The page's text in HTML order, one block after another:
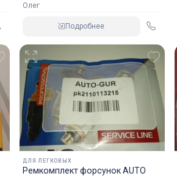
Олег
Подробнее
ДЛЯ ЛЕГКОВЫХ
Ремкомплект форсунок AUTO